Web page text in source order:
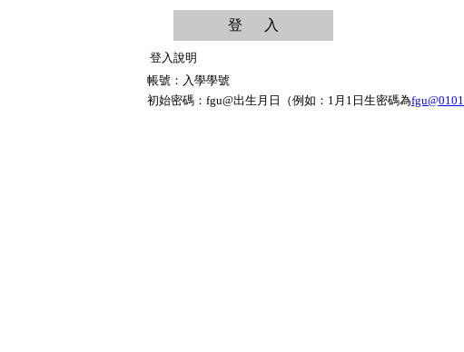
登入說明
帳號：入學學號
初始密碼：fgu@出生月日（例如：1月1日生密碼為fgu@0101